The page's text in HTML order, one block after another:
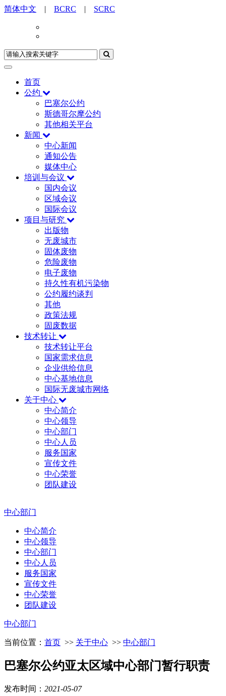
简体中文 | BCRC | SCRC
首页
公约
巴塞尔公约
斯德哥尔摩公约
其他相关平台
新闻
中心新闻
通知公告
媒体中心
培训与会议
国内会议
区域会议
国际会议
项目与研究
出版物
无废城市
固体废物
危险废物
电子废物
持久性有机污染物
公约履约谈判
其他
政策法规
固废数据
技术转让
技术转让平台
国家需求信息
企业供给信息
中心基地信息
国际无废城市网络
关于中心
中心简介
中心领导
中心部门
中心人员
服务国家
宣传文件
中心荣誉
团队建设
中心部门
中心简介
中心领导
中心部门
中心人员
服务国家
宣传文件
中心荣誉
团队建设
中心部门
当前位置： 首页 >> 关于中心 >> 中心部门
巴塞尔公约亚太区域中心部门暂行职责
发布时间： 2021-05-07